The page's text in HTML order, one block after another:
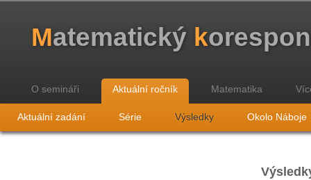
Matematický k
O semináři Aktuální ročník Matematika
Aktuální zadání Série Výsledky Okolo Náboje